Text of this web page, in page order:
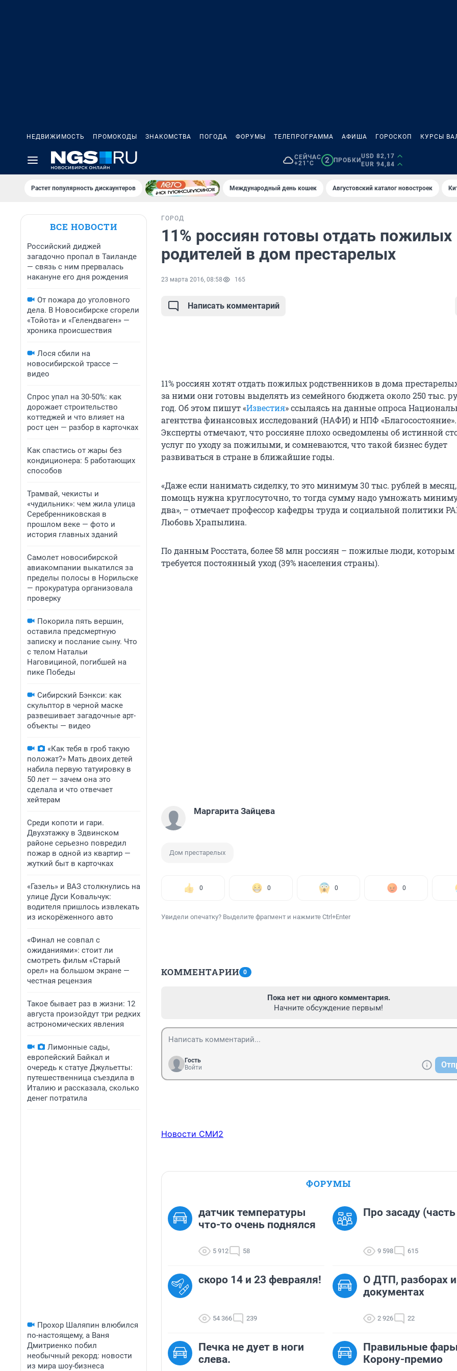
НЕДВИЖИМОСТЬ ПРОМОКОДЫ ЗНАКОМСТВА ПОГОДА ФОРУМЫ ТЕЛЕПРОГРАММА АФИША ГОРОСКОП КУРСЫ
СЕЙЧАС
+21°C
2 ПРОБКИ
USD 82,17
EUR 94,84
Растет популярность дискаунтеров Международный день кошек Августовский каталог новостроек
ВСЕ НОВОСТИ
Российский диджей
загадочно пропал в Таиланде
— связь с ним прервалась
накануне его дня рождения
От пожара до уголовного
дела. В Новосибирске сгорели
«Тойота» и «Гелендваген» —
хроника происшествия
Лося сбили на
новосибирской трассе —
видео
Спрос упал на 30-50%: как
дорожает строительство
коттеджей и что влияет на
рост цен — разбор в карточках
Как спастись от жары без
кондиционера: 5 работающих
способов
Трамвай, чекисты и
«чудильник»: чем жила улица
Серебренниковская в
прошлом веке — фото и
история главных зданий
Самолет новосибирской
авиакомпании выкатился за
пределы полосы в Норильске
— прокуратура организовала
проверку
Покорила пять вершин,
оставила предсмертную
записку и послание сыну. Что
с телом Натальи
Наговициной, погибшей на
пике Победы
Сибирский Бэнкси: как
скульптор в черной маске
развешивает загадочные арт-
объекты — видео
«Как тебя в гроб такую
положат?» Мать двоих детей
набила первую татуировку в
50 лет — зачем она это
сделала и что отвечает
хейтерам
Среди копоти и гари.
Двухэтажку в Здвинском
районе серьезно повредил
пожар в одной из квартир —
жуткий быт в карточках
«Газель» и ВАЗ столкнулись на
улице Дуси Ковальчук:
водителя пришлось извлекать
из искорёженного авто
«Финал не совпал с
ожиданиями»: стоит ли
смотреть фильм «Старый
орел» на большом экране —
честная рецензия
Такое бывает раз в жизни: 12
августа произойдут три редких
астрономических явления
Лимонные сады,
европейский Байкал и
очередь к статуе Джульетты:
путешественница съездила в
Италию и рассказала, сколько
денег потратила
Прохор Шаляпин влюбился
по-настоящему, а Ваня
Дмитриенко побил
необычный рекорд: новости
из мира шоу-бизнеса
ГОРОД
11% россиян готовы отдать пожилых
родителей в дом престарелых
23 марта 2016, 08:58 165
Написать комментарий
11% россиян хотят отдать пожилых родственников в дома
за ними они готовы выделять из семейного бюджета около 250 тыс.
год. Об этом пишут «Известия» ссылаясь на данные опроса
агентства финансовых исследований (НАФИ) и НПФ «Благосостояние».
Эксперты отмечают, что россияне плохо осведомлены об истинной
услуг по уходу за пожилыми, и сомневаются, что такой бизнес будет
развиваться в стране в ближайшие годы.
«Даже если нанимать сиделку, то это минимум 30 тыс. рублей в
помощь нужна круглосуточно, то тогда сумму надо умножать
два», – отмечает профессор кафедры труда и социальной политики
Любовь Храпылина.
По данным Росстата, более 58 млн россиян – пожилые люди, которым
требуется постоянный уход (39% населения страны).
Маргарита Зайцева
Дом престарелых
0 0 0 0
Увидели опечатку? Выделите фрагмент и нажмите Ctrl+Enter
КОММЕНТАРИИ 0
Пока нет ни одного комментария.
Начните обсуждение первым!
Гость
Войти
Новости СМИ2
ФОРУМЫ
датчик температуры
что-то очень поднялся
5 912 58
Про засаду
9 598 615
скоро 14 и 23 февраяля!
54 366 239
О ДТП, разборах и
документах
2 926 22
Печка не дует в ноги
слева.
Правильные
Корону-премио